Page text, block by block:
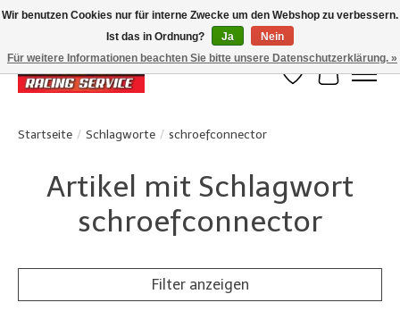
Klanten beoordelen ons met een 4,8/5 op Google reviews
Wunschzettel
Ihr
Startseite / Schlagworte / schroefconnector
Artikel mit Schlagwort
schroefconnector
Filter anzeigen
Wir benutzen Cookies nur für interne Zwecke um den Webshop zu verbessern.
Ist das in Ordnung?
Ja
Nein
Für weitere Informationen beachten Sie bitte unsere Datenschutzerklärung. »